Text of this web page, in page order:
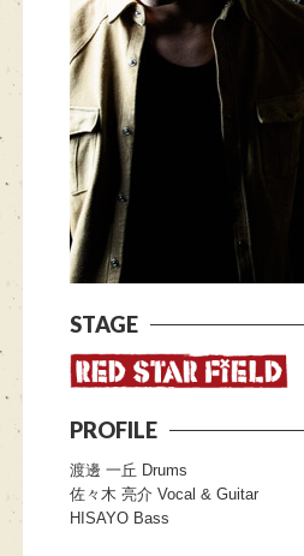
STAGE
PROFILE
渡邊 一丘 Drums
佐々木 亮介 Vocal & Guitar
HISAYO Bass